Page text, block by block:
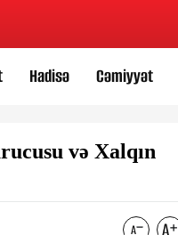
Hadisə Cəmiyyət
və Xalqın